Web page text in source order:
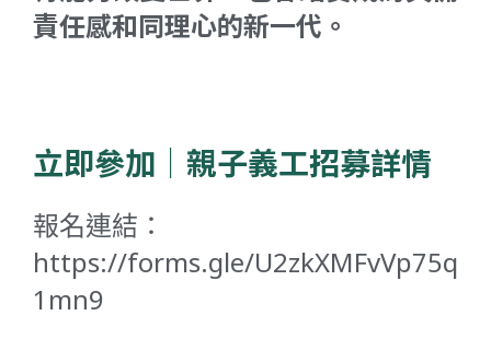
責任感和同理心的新一代。
立即參加｜親子義工招募詳情
報名連結：
https://forms.gle/U2zkXMFvVp75q
1mn9